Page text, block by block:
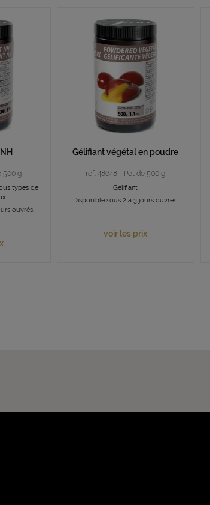
500 g
types de
ouvrés.
Gélifiant végétal en poudre
ref. 48648 - Pot de 500 g
Gélifiant
Disponible sous 2 à 3 jours ouvrés.
voir les prix